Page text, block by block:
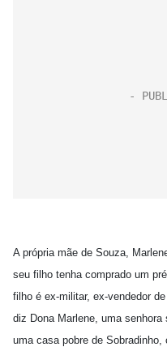
A própria mãe de Souza,
seu filho tenha comprado um
filho é ex-militar, ex-vendedor
diz Dona Marlene, uma
uma casa pobre de